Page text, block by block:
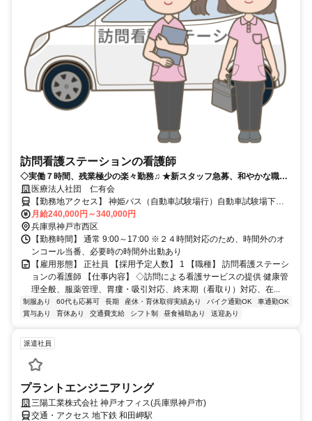
訪問看護ステーションの看護師
◇実働７時間、残業極少の楽々勤務♫ ★新スタッフ急募、和やかな職場
で共に働きませんか！？ ※50歳～のベテラン職員活躍中！
医療法人社団 仁有会
【勤務地アクセス】 神姫バス（自動車試験場行）自動車試験場下車
徒歩7分 ★明石駅より送迎バスあり♪
月給240,000円～340,000円
兵庫県神戸市西区
【勤務時間】 通常 9:00～17:00 ※２４時間対応のため、時間外のオ
ンコール当番、必要時の時間外出動あり
【雇用形態】 正社員 【採用予定人数】 1 【職種】 訪問看護ステーシ
ョンの看護師 【仕事内容】 ◇訪問による看護サービスの提供 健康管
理全般、服薬管理、胃瘻・吸引対応、終末期（看取り）対応、在...
制服あり 60代も応募可 長期 産休・育休取得実績あり バイク通勤OK
車通勤OK
賞与あり
育休あり 交通費支給 シフト制 昼食補助あり 送迎あり
派遣社員
プラントエンジニアリング
三陽工業株式会社 神戸オフィス(兵庫県神戸市)
交通・アクセス 地下鉄 和田岬駅